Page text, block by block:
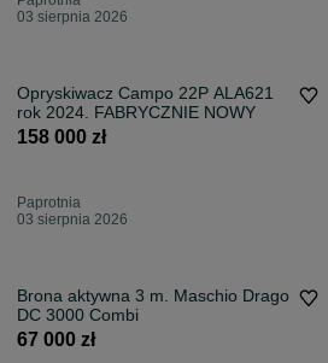
03 sierpnia 2026
Opryskiwacz Campo 22P ALA621
rok 2024. FABRYCZNIE NOWY
158 000 zł
Paprotnia
03 sierpnia 2026
Brona aktywna 3 m. Maschio Drago
DC 3000 Combi
67 000 zł